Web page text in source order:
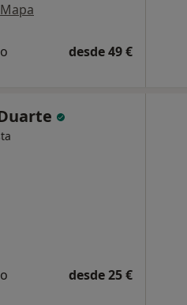
Mapa
desde 49 €
desde 25 €